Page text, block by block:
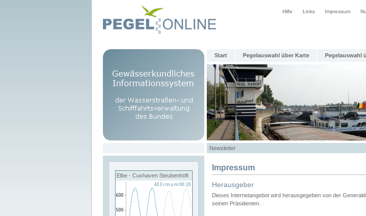
Hilfe Links Impressum
Start Pegelauswahl über Karte Pegelauswahl
Newsletter
Elbe - Cuxhaven Steubenhöft
Impressum
Herausgeber
Dieses Internetangebot wird herausgegeben von der
seinen Präsidenten.